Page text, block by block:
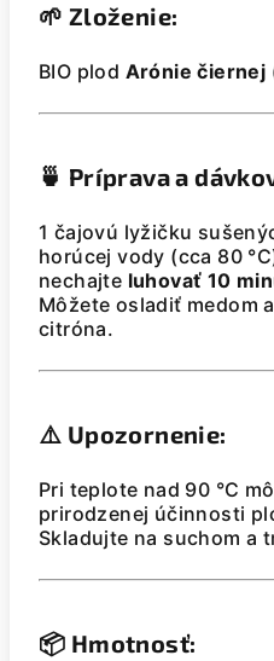
🌱 Zloženie:
BIO plod Arónie čiernej
🍵 Príprava a
1 čajovú lyžičku
horúcej vody (cca 80
nechajte luhovať 10
Môžete osladiť medom
citróna.
⚠️ Upozornenie:
Pri teplote nad 90 °C
prirodzenej účinnosti
Skladujte na suchom a
📦 Hmotnosť: